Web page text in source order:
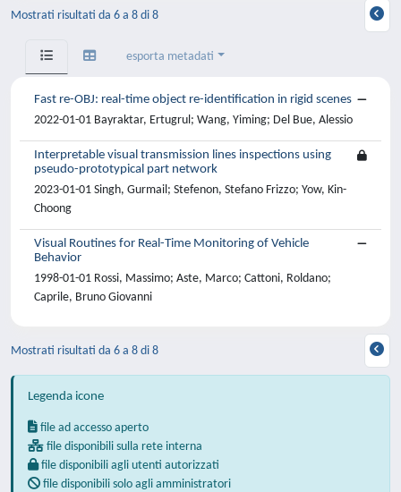
Mostrati risultati da 6 a 8 di 8
esporta metadati
Fast re-OBJ: real-time object re-identification in rigid scenes
2022-01-01 Bayraktar, Ertugrul; Wang, Yiming; Del Bue, Alessio
Interpretable visual transmission lines inspections using
pseudo-prototypical part network
2023-01-01 Singh, Gurmail; Stefenon, Stefano Frizzo; Yow, Kin-
Choong
Visual Routines for Real-Time Monitoring of Vehicle
Behavior
1998-01-01 Rossi, Massimo; Aste, Marco; Cattoni, Roldano;
Caprile, Bruno Giovanni
Mostrati risultati da 6 a 8 di 8
Legenda icone
file ad accesso aperto
file disponibili sulla rete interna
file disponibili agli utenti autorizzati
file disponibili solo agli amministratori